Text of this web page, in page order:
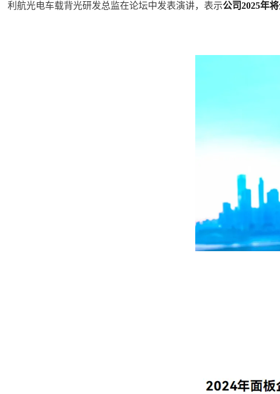
利航光电车载背光研发总监在论坛中发表演讲，表示公司2025年